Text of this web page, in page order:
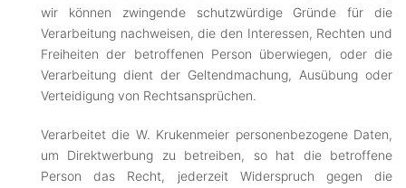
wir können zwingende schutzwürdige Gründe für die
Verarbeitung nachweisen, die den Interessen, Rechten und
Freiheiten der betroffenen Person überwiegen, oder die
Verarbeitung dient der Geltendmachung, Ausübung oder
Verteidigung von Rechtsansprüchen.
Verarbeitet die W. Krukenmeier personenbezogene Daten,
um Direktwerbung zu betreiben, so hat die betroffene
Person das Recht, jederzeit Widerspruch gegen die